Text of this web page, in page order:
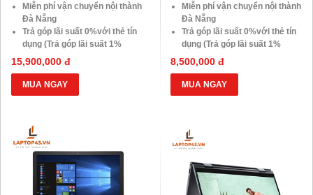
Miễn phí vận chuyển nội thành
Đà Nẵng
Trả góp lãi suất 0%với thẻ tín
dụng (Trả góp lãi suất 1%
HDsaison - chỉ cần CMND
BLX hoặc hộ khẩu gốc )
Giảm 20%khi nâng cấp Ram-
SSD
10.000 Voucher Giảm
Giá 500.000đ
15,900,000 đ
MUA NGAY
Miễn phí vận chuyển nội thành
Đà Nẵng
Trả góp lãi suất 0%với thẻ tín
dụng (Trả góp lãi suất 1%
HDsaison - chỉ cần CMND
BLX hoặc hộ khẩu gốc )
Giảm 20%khi nâng cấp Ram-
SSD
10.000 Voucher Giảm
Giá 500.000đ
8,500,000 đ
MUA NGAY